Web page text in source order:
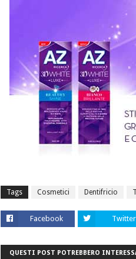
Tags Cosmetici Dentifricio
Facebook Twitter
QUESTI POST POTREBBERO